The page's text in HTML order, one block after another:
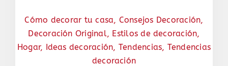
Cómo decorar tu casa, Consejos Decoración,
Decoración Original, Estilos de decoración,
Hogar, Ideas decoración, Tendencias, Tendencias
decoración